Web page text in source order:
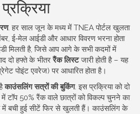
. हर साल जून के मध्य में TNEA पोर्टल खुलता
ई‑मेल आईडी और आधार विवरण भरना होता
मिलती है, जिसे आप आगे के सभी कदमों में
दो हफ्ते के भीतररैंक लिस्टजारी होती है – यह
पोइंट एवरेज) पर आधारित होता है।
काउंसलिंग सत्रों की बुकिंग. इस प्रक्रिया को दो
में टॉप 50% रैंक वाले छात्रों को विकल्प चुनने का
में बची हुई सीटें फिर से खुलती हैं। काउंसलिंग के